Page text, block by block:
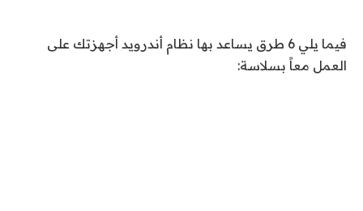
فيما يلي 6 طرق يساعد بها نظام أندرويد أجهزتك على
العمل معاً بسلاسة: